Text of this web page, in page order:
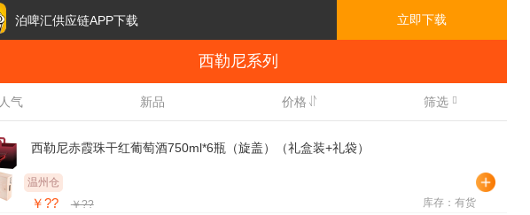
西勒尼系列
人气 新品 价格 筛选
西勒尼赤霞珠干红葡萄酒750ml*6瓶（旋盖）（礼盒装+礼袋）
温州仓
￥?? ￥?? 库存：有货
泊啤汇供应链APP下载 立即下载